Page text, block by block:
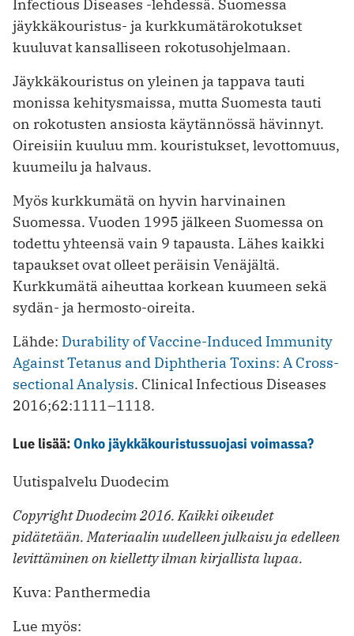
Infectious Diseases -lehdessä. Suomessa
jäykkäkouristus- ja kurkkumätärokotukset
kuuluvat kansalliseen rokotusohjelmaan.
Jäykkäkouristus on yleinen ja tappava tauti
monissa kehitysmaissa, mutta Suomesta tauti
on rokotusten ansiosta käytännössä hävinnyt.
Oireisiin kuuluu mm. kouristukset, levottomuus,
kuumeilu ja halvaus.
Myös kurkkumätä on hyvin harvinainen
Suomessa. Vuoden 1995 jälkeen Suomessa on
todettu yhteensä vain 9 tapausta. Lähes kaikki
tapaukset ovat olleet peräisin Venäjältä.
Kurkkumätä aiheuttaa korkean kuumeen sekä
sydän- ja hermosto-oireita.
Lähde: Durability of Vaccine-Induced Immunity
Against Tetanus and Diphtheria Toxins: A Cross-
sectional Analysis. Clinical Infectious Diseases
2016;62:1111–1118.
Lue lisää:Onko jäykkäkouristussuojasi voimassa?
Uutispalvelu Duodecim
Copyright Duodecim 2016. Kaikki oikeudet
pidätetään. Materiaalin uudelleen julkaisu ja edelleen
levittäminen on kielletty ilman kirjallista lupaa.
Kuva: Panthermedia
Lue myös: